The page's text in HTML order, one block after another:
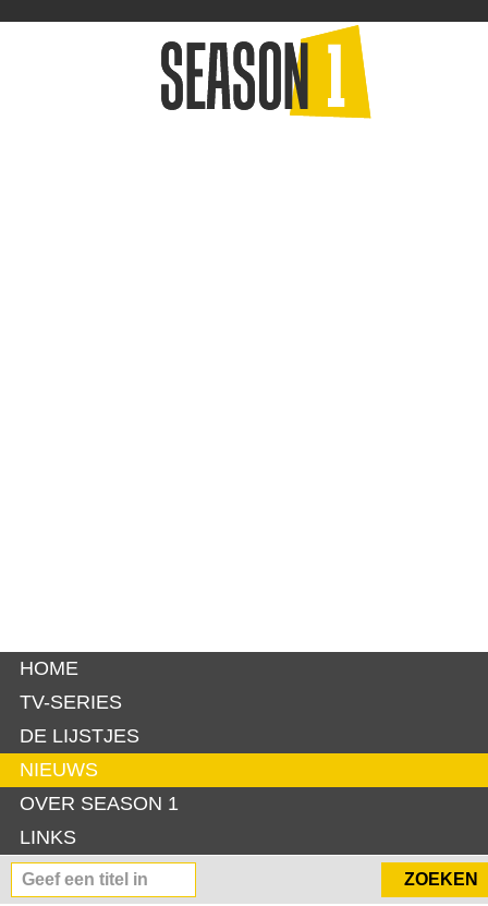
HOME
TV-SERIES
DE LIJSTJES
NIEUWS
OVER SEASON 1
LINKS